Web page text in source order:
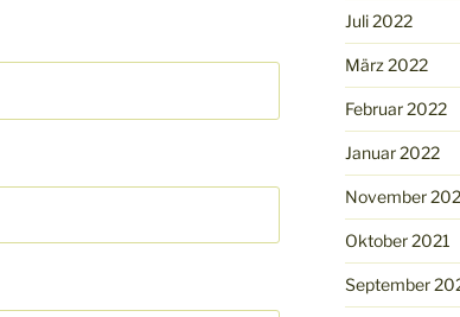
Juli 2022
März 2022
Februar 2022
Januar 2022
November
Oktober 2021
September